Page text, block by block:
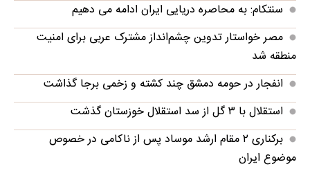
سنتکام: به محاصره دریایی ایران ادامه می دهیم
مصر خواستار تدوین چشم‌انداز مشترک عربی برای امنیت
منطقه شد
انفجار در حومه دمشق چند کشته و زخمی برجا گذاشت
استقلال با ۳ گل از سد استقلال خوزستان گذشت
برکناری ۲ مقام ارشد موساد پس از ناکامی در خصوص
موضوع ایران